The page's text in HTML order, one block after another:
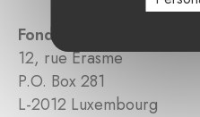
Fondation de Luxembourg
12, rue Erasme
P.O. Box 281
L-2012 Luxembourg